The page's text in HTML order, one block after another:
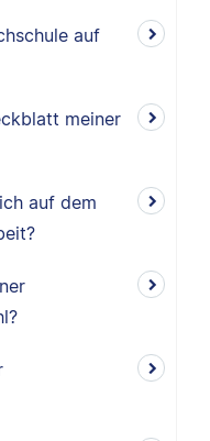
auf
meiner
auf dem